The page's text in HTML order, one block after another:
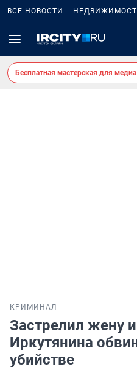
ВСЕ НОВОСТИ
Бесплатная мастерская для
КРИМИНАЛ
Застрелил жену
Иркутянина
убийстве